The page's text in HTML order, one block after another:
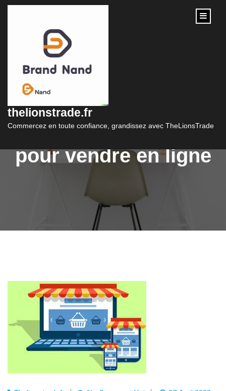
content
thelionstrade.fr
Commercez en toute confiance, grandissez avec TheLionsTrade
commerce : une
solution pratique
pour vendre en ligne